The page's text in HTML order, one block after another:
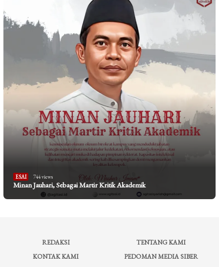
ESAI 744 views
Minan Jauhari, Sebagai Martir Kritik Akademik
REDAKSI
TENTANG KAMI
KONTAK KAMI
PEDOMAN MEDIA SIBER